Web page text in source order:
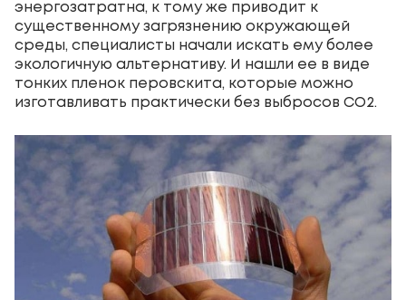
энергозатратна, к тому же приводит к
существенному загрязнению окружающей
среды, специалисты начали искать ему более
экологичную альтернативу. И нашли ее в виде
тонких пленок перовскита, которые можно
изготавливать практически без выбросов CO2.